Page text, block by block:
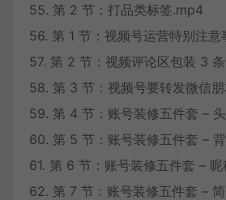
55. 第 2 节：打品类标签.mp4
56. 第 1 节：视频号运营特别注意
57. 第 2 节：视频评论区包装 3
58. 第 3 节：视频号要转发微信
59. 第 4 节：账号装修五件套 –
60. 第 5 节：账号装修五件套 –
61. 第 6 节：账号装修五件套 –
62. 第 7 节：账号装修五件套 –